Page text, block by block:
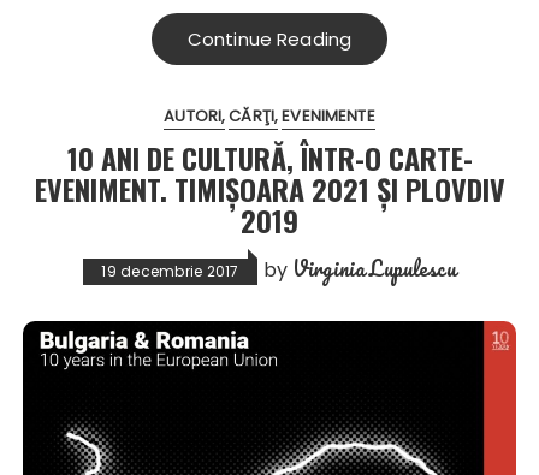
Continue Reading
AUTORI CĂRŢI EVENIMENTE
10 ANI DE CULTURĂ, ÎNTR-O CARTE-
EVENIMENT. TIMIȘOARA 2021 ȘI PLOVDIV
2019
19 decembrie 2017 by Virginia Lupulescu